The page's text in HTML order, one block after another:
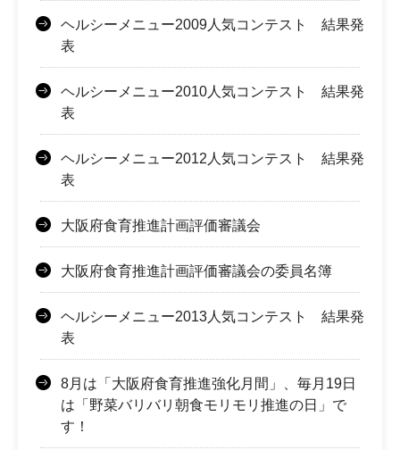
ヘルシーメニュー2009人気コンテスト 結果発
表
ヘルシーメニュー2010人気コンテスト 結果発
表
ヘルシーメニュー2012人気コンテスト 結果発
表
大阪府食育推進計画評価審議会
大阪府食育推進計画評価審議会の委員名簿
ヘルシーメニュー2013人気コンテスト 結果発
表
8月は「大阪府食育推進強化月間」、毎月19日
は「野菜バリバリ朝食モリモリ推進の日」で
す！